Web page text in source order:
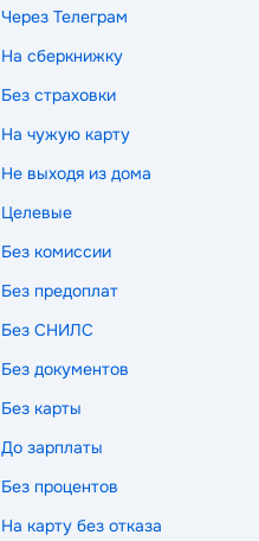
Через Телеграм
На сберкнижку
Без страховки
На чужую карту
Не выходя из дома
Целевые
Без комиссии
Без предоплат
Без СНИЛС
Без документов
Без карты
До зарплаты
Без процентов
На карту без отказа